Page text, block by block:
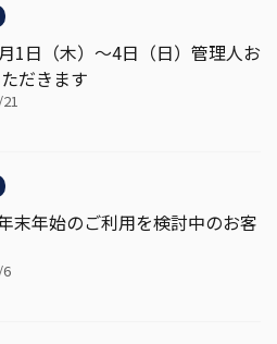
1日（木）～4日（日）管理人お
だきます
末年始のご利用を検討中のお客